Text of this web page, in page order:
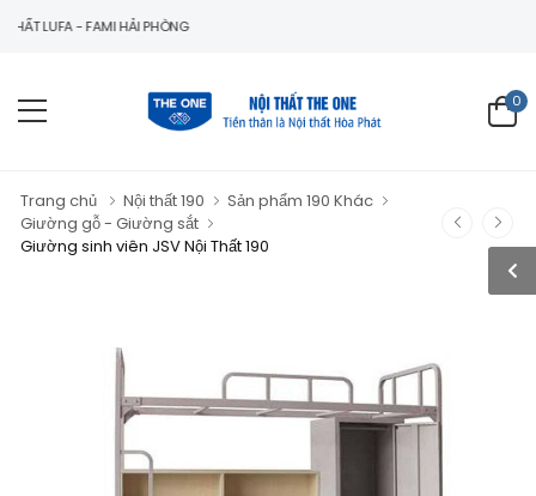
- FAMI HẢI PHÒNG
0
Trang chủ Nội thất 190
Sản phẩm 190 Khác
Giường gỗ - Giường sắt
Giường sinh viên JSV Nội Thất 190